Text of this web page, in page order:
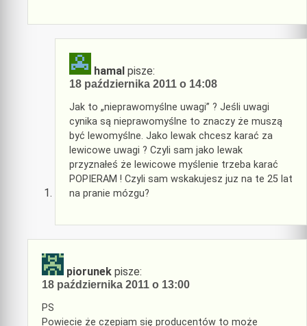
hamal pisze:
18 października 2011 o 14:08
Jak to „nieprawomyślne uwagi” ? Jeśli uwagi
cynika są nieprawomyślne to znaczy że muszą
być lewomyślne. Jako lewak chcesz karać za
lewicowe uwagi ? Czyli sam jako lewak
przyznałeś że lewicowe myślenie trzeba karać
POPIERAM ! Czyli sam wskakujesz juz na te 25 lat
na pranie mózgu?
piorunek pisze:
18 października 2011 o 13:00
PS
Powiecie że czepiam się producentów to może